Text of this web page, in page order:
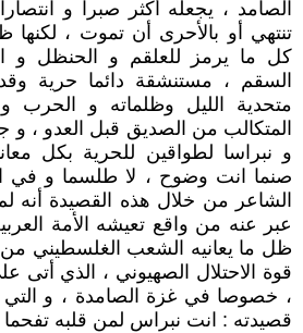
الصامد ، يجعله أكثر صبرا و
تنتهي أو بالأحرى أن تموت ،
كل ما يرمز للعلقم و الحنظل و
السقم ، مستنشقة دائما حرية
متحدية الليل وظلماته و الحرب و
المتكالب من الصديق قبل العدو ، و
و نبراسا لطواقين للحرية بكل
صنما انت وضوح ، لا طلسما و في
الشاعر من خلال هذه القصيدة أنه
عبر عنه من واقع تعيشه الأمة
ظل ما يعانيه الشعب الغلسطيني من
قوة الاحتلال الصهيوني ، الذي أتى
، خصوصا في غزة الصامدة ، و التي
قصيدته : انت نبراس لمن قلبه تفحما